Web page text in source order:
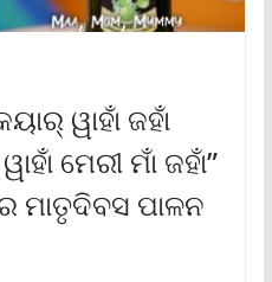
ୱାହାଁ ଜହାଁ
ମେରୀ ମାଁ ଜହାଁ”
ମାତୃଦିବସ ପାଳନ